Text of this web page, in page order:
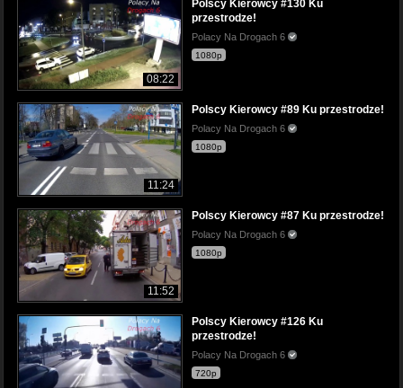
08:22
Polscy Kierowcy #130 Ku
przestrodze!
Polacy Na Drogach 6
1080p
11:24
Polscy Kierowcy #89 Ku przestrodze!
Polacy Na Drogach 6
1080p
11:52
Polscy Kierowcy #87 Ku przestrodze!
Polacy Na Drogach 6
1080p
Polscy Kierowcy #126 Ku
przestrodze!
Polacy Na Drogach 6
720p